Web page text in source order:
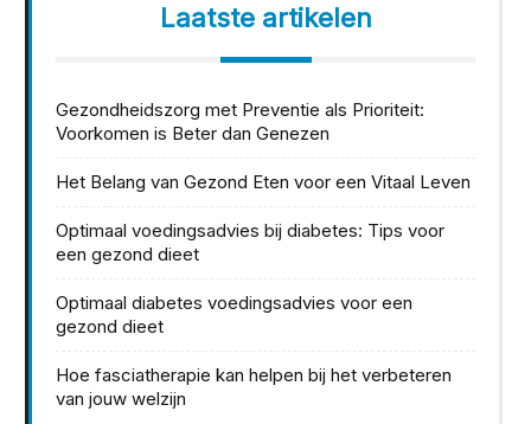
Laatste artikelen
Gezondheidszorg met Preventie als Prioriteit:
Voorkomen is Beter dan Genezen
Het Belang van Gezond Eten voor een Vitaal Leven
Optimaal voedingsadvies bij diabetes: Tips voor
een gezond dieet
Optimaal diabetes voedingsadvies voor een
gezond dieet
Hoe fasciatherapie kan helpen bij het verbeteren
van jouw welzijn